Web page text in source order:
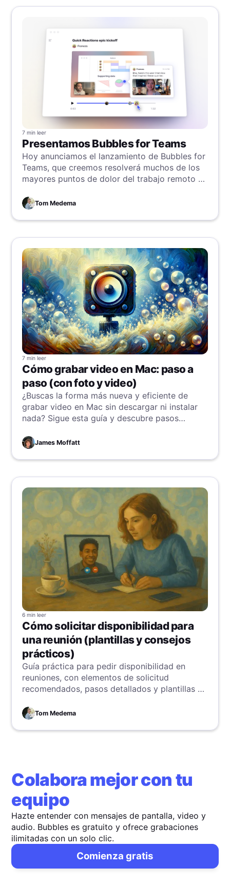
7 min leer
Presentamos Bubbles for Teams
Hoy anunciamos el lanzamiento de Bubbles for
Teams, que creemos resolverá muchos de los
mayores puntos de dolor del trabajo remoto y
los equipos en todo el mundo.
Tom Medema
7 min leer
Cómo grabar video en Mac: paso a
paso (con foto y video)
¿Buscas la forma más nueva y eficiente de
grabar video en Mac sin descargar ni instalar
nada? Sigue esta guía y descubre pasos
grabaciones.
James Moffatt
6 min leer
Cómo solicitar disponibilidad para
una reunión (plantillas y consejos
prácticos)
Guía práctica para pedir disponibilidad en
reuniones, con elementos de solicitud
recomendados, pasos detallados y plantillas de
asistencia.
Tom Medema
Colabora mejor con tu
equipo
Hazte entender con mensajes de pantalla, video y
audio. Bubbles es gratuito y ofrece grabaciones
ilimitadas con un solo clic.
Comienza gratis